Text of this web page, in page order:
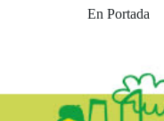
En Portada